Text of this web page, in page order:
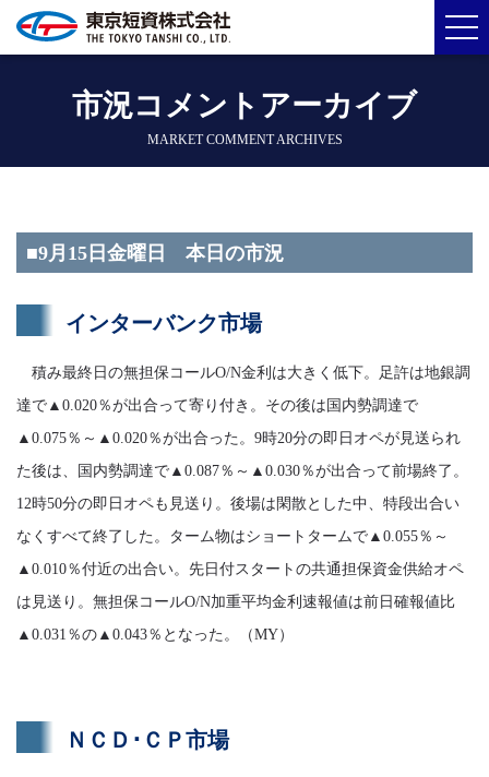
市況コメントアーカイブ
MARKET COMMENT ARCHIVES
■9月15日金曜日 本日の市況
インターバンク市場
積み最終日の無担保コールO/N金利は大きく低下。足許は地銀調
達で▲0.020％が出合って寄り付き。その後は国内勢調達で
▲0.075％～▲0.020％が出合った。9時20分の即日オペが見送られ
た後は、国内勢調達で▲0.087％～▲0.030％が出合って前場終了。
12時50分の即日オペも見送り。後場は閑散とした中、特段出合い
なくすべて終了した。ターム物はショートタームで▲0.055％～
▲0.010％付近の出合い。先日付スタートの共通担保資金供給オペ
は見送り。無担保コールO/N加重平均金利速報値は前日確報値比
▲0.031％の▲0.043％となった。（MY）
ＮＣＤ･ＣＰ市場